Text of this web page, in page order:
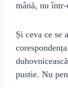
mână, nu
Și ceva ce se
pustie. Nu